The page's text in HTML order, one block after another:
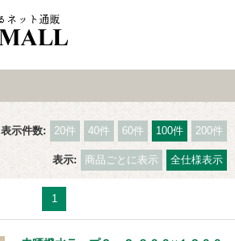
表示件数:
20件 40件 60件 100件 200件
表示: 商品ごとに表示 全仕様表示
1